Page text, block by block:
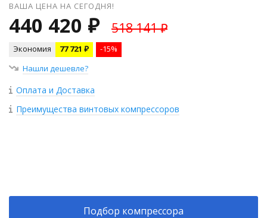
ВАША ЦЕНА НА СЕГОДНЯ!
440 420 ₽ 518 141 ₽
Экономия 77 721 ₽
-15%
Нашли дешевле?
Оплата и Доставка
Преимущества винтовых компрессоров
Подбор компрессора